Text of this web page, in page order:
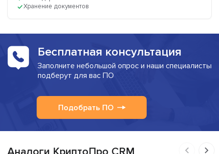
Хранение документов
Бесплатная консультация
Заполните небольшой опрос и наши специалисты
подберут для вас ПО
Подобрать ПО